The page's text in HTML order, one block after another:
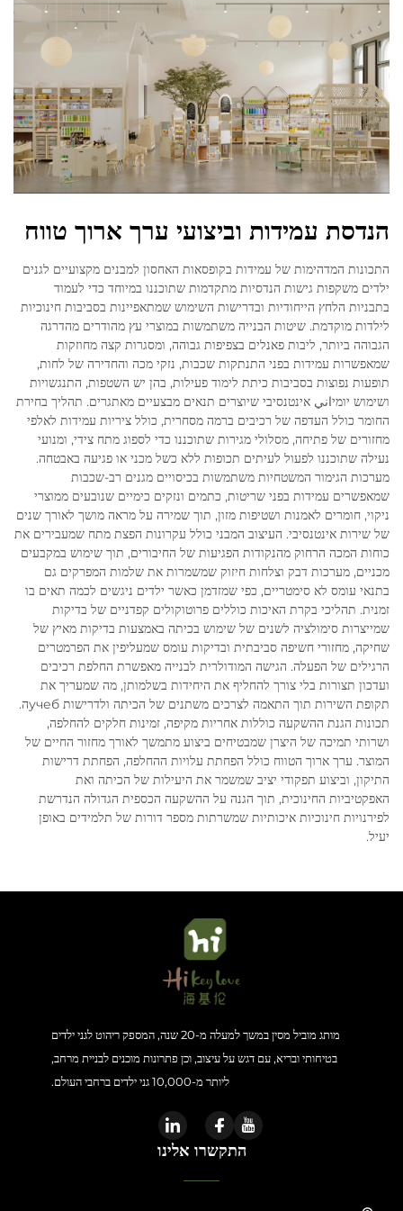
הנדסת עמידות וביצועי ערך ארוך טווח
התכונות המדהימות של עמידות בקופסאות האחסון למבנים מקצועיים לגנים
ילדים משקפות גישות הנדסיות מתקדמות שתוכננו במיוחד כדי לעמוד
בתבניות הלחץ הייחודיות ובדרישות השימוש שמתאפיינות בסביבות חינוכיות
לילדות מוקדמת. שיטות הבנייה משתמשות במוצרי עץ מהודרים מהדרגה
הגבוהה ביותר, ליבות פאנלים בצפיפות גבוהה, ומסגרות קצה מחוזקות
שמאפשרות עמידות בפני התנתקות שכבות, נזקי מכה והחדירה של לחות,
תופעות נפוצות בסביבות כיתת לימוד פעילות, בהן יש השטפות, התנגשויות
ושימוש יומיاني אינטנסיבי שיוצרים תנאים מבצעיים מאתגרים. תהליך בחירת
החומר כולל העדפה של רכיבים ברמה מסחרית, כולל ציריות עמידות לאלפי
מחזורים של פתיחה, מסלולי מגירות שתוכננו כדי לספוג מתח צידי, ומנועי
נעילה שתוכננו לפעול לעיתים תכופות ללא כשל מכני או פגיעה באבטחה.
מערכות הגימור המשטחיות משתמשות בכיסויים מגנים רב-שכבות
שמאפשרים עמידות בפני שריטות, כתמים ונזקים כימיים שנובעים ממוצרי
ניקוי, חומרים לאמנות ושטיפות מזון, תוך שמירה על מראה מושך לאורך שנים
של שירות אינטנסיבי. העיצוב המבני כולל עקרונות הפצת מתח שמעבירים את
כוחות המכה הרחוק מהנקודות הפגיעות של החיבורים, תוך שימוש במקבעים
מכניים, מערכות דבק וצלחות חיזוק שמשמרות את שלמות המפרקים גם
בתנאי עומס לא סימטריים, כפי שמזדמן כאשר ילדים ניגשים לכמה תאים בו
זמנית. תהליכי בקרת האיכות כוללים פרוטוקולים קפדניים של בדיקות
שמייצרות סימולציה לשנים של שימוש בכיתה באמצעות בדיקות מאיץ של
שחיקה, מחזורי חשיפה סביבתית ובדיקות עומס שמעליפין את הפרמטרים
הרגילים של הפעלה. הגישה המודולרית לבנייה מאפשרת החלפת רכיבים
ועדכון תצורות בלי צורך להחליף את היחידות בשלמותן, מה שמעריך את
תקופת השירות תוך התאמה לצרכים משתנים של הכיתה ולדרישות учебה.
תכונות הגנת ההשקעה כוללות אחריות מקיפה, זמינות חלקים להחלפה,
ושרותי תמיכה של היצרן שמבטיחים ביצוע מתמשך לאורך מחזור החיים של
המוצר. ערך ארוך הטווח כולל הפחתת עלויות ההחלפה, הפחתת דרישות
התיקון, וביצוע תפקודי יציב שמשמר את היעילות של הכיתה ואת
האפקטיביות החינוכית, תוך הגנה על ההשקעה הכספית הגדולה הנדרשת
לפירנויות חינוכיות איכותיות שמשרתות מספר דורות של תלמידים באופן
יעיל.
מותג מוביל מסין במשך למעלה מ-20 שנה, המספק ריהוט לגני ילדים
בטיחותי ובריא, עם דגש על עיצוב, וכן פתרונות מוכנים לבניית מרחב,
ליותר מ-10,000 גני ילדים ברחבי העולם.
התקשרו אלינו